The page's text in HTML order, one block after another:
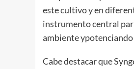
este cultivo y en
instrumento central
ambiente
Cabe destacar que